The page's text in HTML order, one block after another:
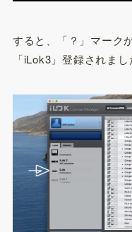
すると、「？」マーク
「iLok3」登録されまし